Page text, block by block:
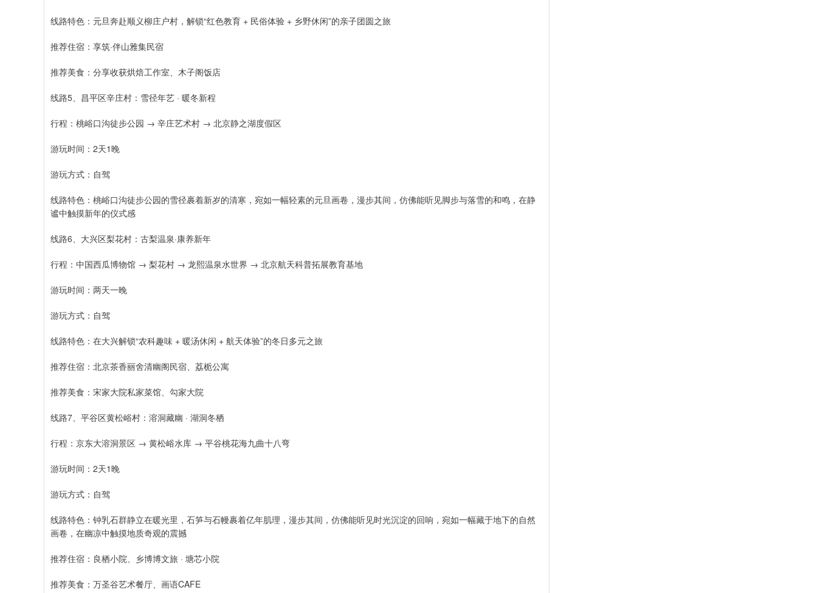
线路特色：元旦奔赴顺义柳庄户村，解锁“红色教育 + 民俗体验 + 乡野休闲”的亲子团圆之旅
推荐住宿：享筑·伴山雅集民宿
推荐美食：分享收获烘焙工作室、木子阁饭店
线路5、昌平区辛庄村：雪径年艺 · 暖冬新程
行程：桃峪口沟徒步公园 → 辛庄艺术村 → 北京静之湖度假区
游玩时间：2天1晚
游玩方式：自驾
线路特色：桃峪口沟徒步公园的雪径裹着新岁的清寒，宛如一幅轻素的元旦画卷，漫步其间，仿佛能听见脚步与落雪的和鸣，在静
谧中触摸新年的仪式感
线路6、大兴区梨花村：古梨温泉·康养新年
行程：中国西瓜博物馆 → 梨花村 → 龙熙温泉水世界 → 北京航天科普拓展教育基地
游玩时间：两天一晚
游玩方式：自驾
线路特色：在大兴解锁“农科趣味 + 暖汤休闲 + 航天体验”的冬日多元之旅
推荐住宿：北京茶香丽舍清幽阁民宿、荔栀公寓
推荐美食：宋家大院私家菜馆、勾家大院
线路7、平谷区黄松峪村：溶洞藏幽 · 湖洞冬栖
行程：京东大溶洞景区 → 黄松峪水库 → 平谷桃花海九曲十八弯
游玩时间：2天1晚
游玩方式：自驾
线路特色：钟乳石群静立在暖光里，石笋与石幔裹着亿年肌理，漫步其间，仿佛能听见时光沉淀的回响，宛如一幅藏于地下的自然
画卷，在幽凉中触摸地质奇观的震撼
推荐住宿：良栖小院、乡博博文旅 · 塘芯小院
推荐美食：万圣谷艺术餐厅、画语CAFE